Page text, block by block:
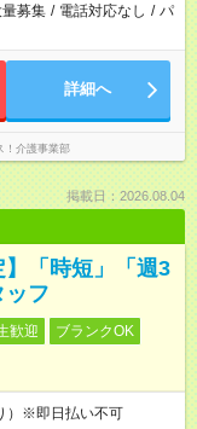
募集 / 電話対応なし / パ
詳細へ
！介護事業部
掲載日：2026.08.04
「時短」「週3
ッフ
歓迎
ブランクOK
）※即日払い不可